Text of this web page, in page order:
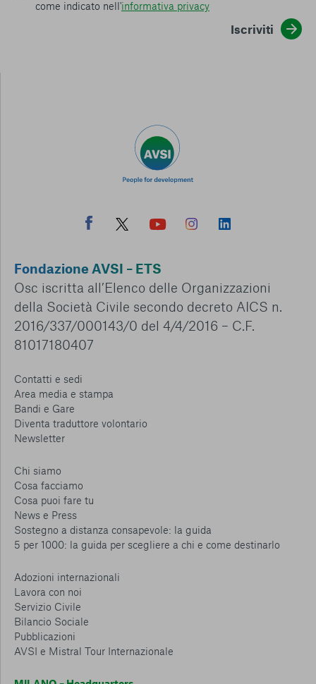
come indicato nell'informativa privacy
Iscriviti
Fondazione AVSI – ETS
Osc iscritta all’Elenco delle Organizzazioni
della Società Civile secondo decreto AICS n.
2016/337/000143/0 del 4/4/2016 – C.F.
81017180407
Contatti e sedi
Area media e stampa
Bandi e Gare
Diventa traduttore volontario
Newsletter
Chi siamo
Cosa facciamo
Cosa puoi fare tu
News e Press
Sostegno a distanza consapevole: la guida
5 per 1000: la guida per scegliere a chi e come destinarlo
Adozioni internazionali
Lavora con noi
Servizio Civile
Bilancio Sociale
Pubblicazioni
AVSI e Mistral Tour Internazionale